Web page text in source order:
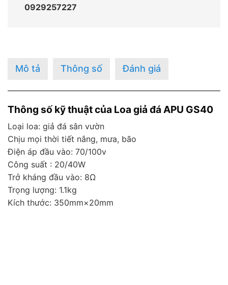
0929257227
Mô tả Thông số Đánh giá
Thông số kỹ thuật của Loa giả đá APU GS40
Loại loa: giả đá sân vườn
Chịu mọi thời tiết nắng, mưa, bão
Điện áp đầu vào: 70/100v
Công suất : 20/40W
Trở kháng đầu vào: 8Ω
Trọng lượng: 1.1kg
Kích thước: 350mm×20mm